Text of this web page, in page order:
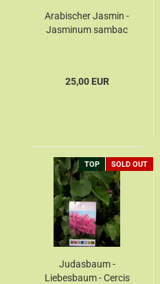
Arabischer Jasmin -
Jasminum sambac
25,00 EUR
TOP SOLD OUT
Judasbaum -
Liebesbaum - Cercis